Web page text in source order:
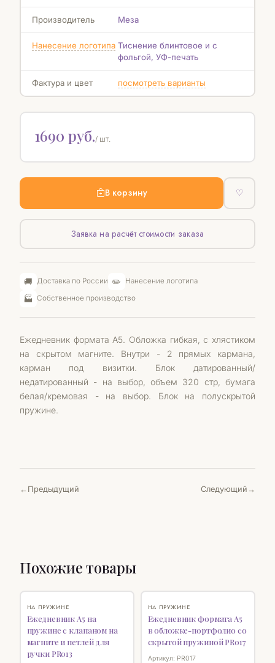
Производитель Меза
Нанесение логотипа Тиснение блинтовое и с
фольгой, УФ-печать
Фактура и цвет посмотреть варианты
1690 руб./ шт.
В корзину ♡
Заявка на расчёт стоимости заказа
🚚 Доставка по России ✏️ Нанесение логотипа
🏭 Собственное производство
Ежедневник формата А5. Обложка гибкая, с хлястиком
на скрытом магните. Внутри - 2 прямых кармана,
карман под визитки. Блок датированный/
недатированный - на выбор, объем 320 стр, бумага
белая/кремовая - на выбор. Блок на полускрытой
пружине.
Предыдущий Следующий
Похожие товары
НА ПРУЖИНЕ
Ежедневник А5 на
пружине с клапаном на
магните и петлей для
ручки PR013
НОВИНКА
НА ПРУЖИНЕ
Ежедневник формата А5
в обложке-портфолио со
скрытой пружиной PR017
Артикул: PR017